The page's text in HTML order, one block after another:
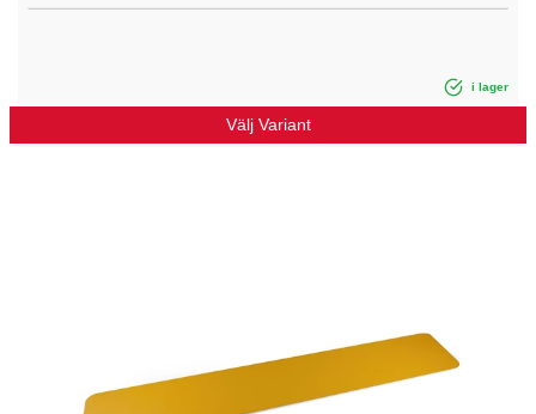
i lager
Välj Variant